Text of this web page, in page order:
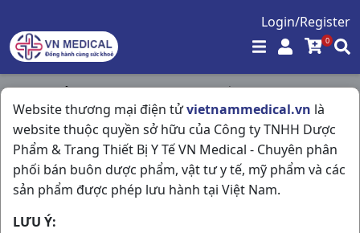
Login/Register
0
Website thương mại điện tửvietnammedical.vn là
website thuộc quyền sở hữu của Công ty TNHH Dược
Phẩm & Trang Thiết Bị Y Tế VN Medical - Chuyên phân
phối bán buôn dược phẩm, vật tư y tế, mỹ phẩm và các
sản phẩm được phép lưu hành tại Việt Nam.
LƯU Ý:
Trang chủ / Kháng Sinh - Kháng Nấm - Kháng Virus /
Quincef 500 H10v Mekophar